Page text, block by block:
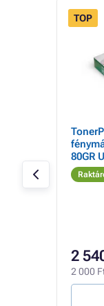
TOP
80GR
2
2 000